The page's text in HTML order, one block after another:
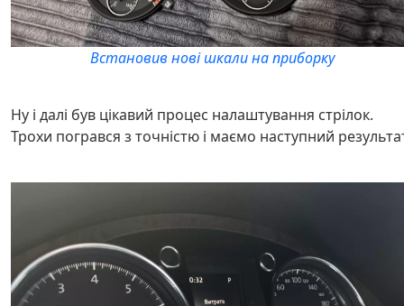
Встановив нові шкали на приборку
Ну і далі був цікавий процес налаштування стрілок.
Трохи погрався з точністю і маємо наступний